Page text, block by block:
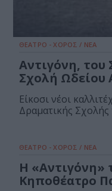
ΘΕΑΤΡΟ - ΧΟΡΟΣ / ΝΕΑ
Αντιγόνη,
Σχολή Ωδείου
Είκοσι νέοι
Δραματικής
ΘΕΑΤΡΟ - ΧΟΡΟΣ / ΝΕΑ
Η «Αντιγόνη»
Κηποθέατρο